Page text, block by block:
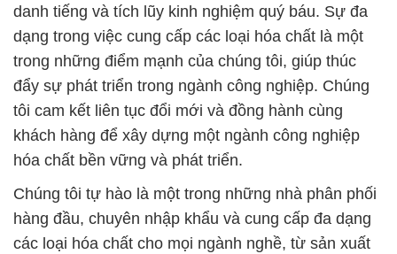
danh tiếng và tích lũy kinh nghiệm quý báu. Sự đa
dạng trong việc cung cấp các loại hóa chất là một
trong những điểm mạnh của chúng tôi, giúp thúc
đẩy sự phát triển trong ngành công nghiệp. Chúng
tôi cam kết liên tục đổi mới và đồng hành cùng
khách hàng để xây dựng một ngành công nghiệp
hóa chất bền vững và phát triển.
Chúng tôi tự hào là một trong những nhà phân phối
hàng đầu, chuyên nhập khẩu và cung cấp đa dạng
các loại hóa chất cho mọi ngành nghề, từ sản xuất